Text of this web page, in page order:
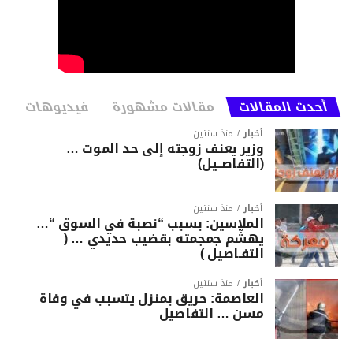
أحدث المقالات مقالات مشهورة فيديوهات
أخبار منذ سنتين
وزير يعنف زوجته إلى حد الموت …
(التفاصــيل)
أخبار منذ سنتين
الملاسين: بسبب “نصبة في السوق “…
يهشّم جمجمته بقضيب حديدي … (
التفـاصيل )
أخبار منذ سنتين
العاصمة: حريق بمنزل يتسبب في وفاة
مسن … التفاصيل